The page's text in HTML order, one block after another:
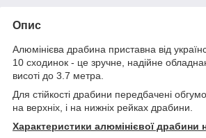
Опис
Алюмінієва драбина приставна від
10 сходинок - це зручне, надійне
висоті до 3.7 метра.
Для стійкості драбини передбачені
на верхніх, і на нижніх рейках драбини.
Характеристики алюмінієвої драбини